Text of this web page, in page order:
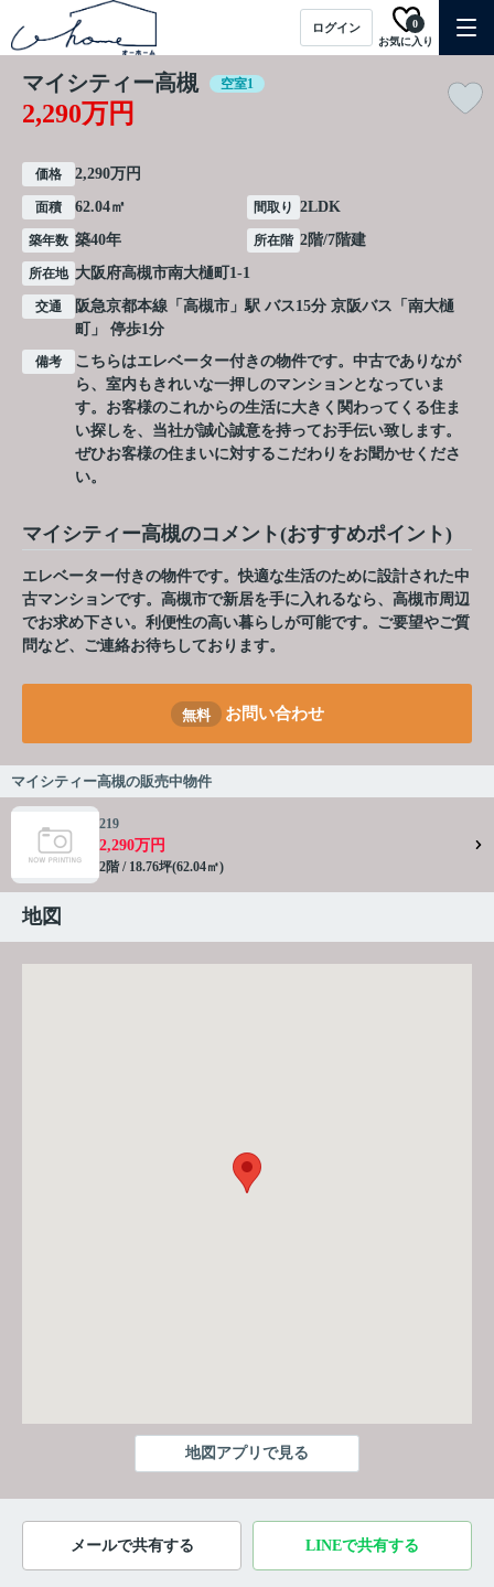
ログイン
お気に入り
0
マイシティー高槻 空室1
2,290万円
価格 2,290万円
面積 62.04㎡ 間取り 2LDK
築年数 築40年 所在階 2階/7階建
所在地 大阪府高槻市南大樋町 1-1
交通 阪急京都本線 「 高槻市 」駅 バス15分 京阪バス「南大樋
町」 停歩1分
備考
こちらはエレベーター付きの物件です。中古でありなが
ら、室内もきれいな一押しのマンションとなっていま
す。お客様のこれからの生活に大きく関わってくる住ま
い探しを、当社が誠心誠意を持ってお手伝い致します。
ぜひお客様の住まいに対するこだわりをお聞かせくださ
い。
マイシティー高槻のコメント(おすすめポイント)
エレベーター付きの物件です。快適な生活のために設計された中
古マンションです。高槻市で新居を手に入れるなら、高槻市周辺
でお求め下さい。利便性の高い暮らしが可能です。ご要望やご質
問など、ご連絡お待ちしております。
無料 お問い合わせ
マイシティー高槻の販売中物件
219
2,290万円
2階 / 18.76坪(62.04㎡)
地図
地図アプリで見る
メールで共有する LINEで共有する